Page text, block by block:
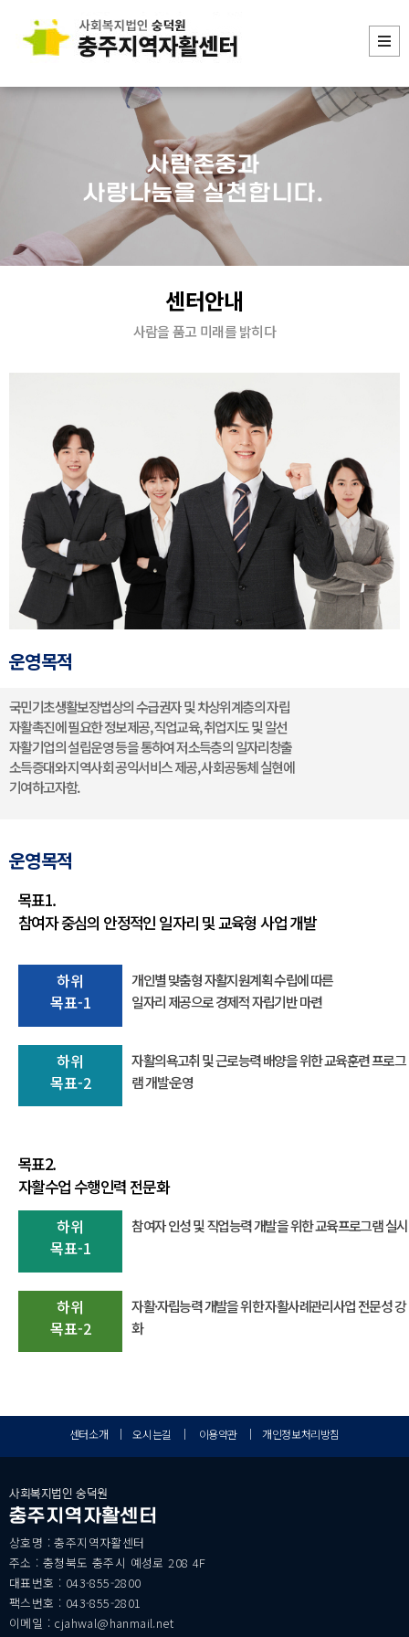
사람존중과
사랑나눔을 실천합니다.
센터안내
사람을 품고 미래를 밝히다
운영목적
국민기초생활보장법상의 수급권자 및 차상위계층의 자립
자활촉진에 필요한 정보제공, 직업교육, 취업지도 및 알선
자활기업의 설립운영 등을 통하여 저소득층의 일자리창출
소득증대와 지역사회 공익서비스 제공, 사회공동체 실현에
기여하고자함.
운영목적
목표1.
참여자 중심의 안정적인 일자리 및 교육형 사업 개발
하위
목표-1
개인별 맞춤형 자활지원계획 수립에 따른
일자리 제공으로 경제적 자립기반 마련
하위
목표-2
자활의욕고취 및 근로능력 배양을 위한 교육훈련 프로그
램 개발·운영
목표2.
자활수업 수행인력 전문화
하위
목표-1
참여자 인성 및 직업능력 개발을 위한 교육프로그램 실시
하위
목표-2
자활·자립능력 개발을 위한 자활사례관리사업 전문성 강
화
센터소개 ｜오시는길 ｜ 이용약관 ｜개인정보처리방침
사회복지법인 숭덕원
충주지역자활센터
상호명 : 충주지역자활센터
주소 : 충청북도 충주시 예성로 208 4F
대표번호 : 043-855-2800
팩스번호 : 043-855-2801
이메일 : cjahwal@hanmail.net